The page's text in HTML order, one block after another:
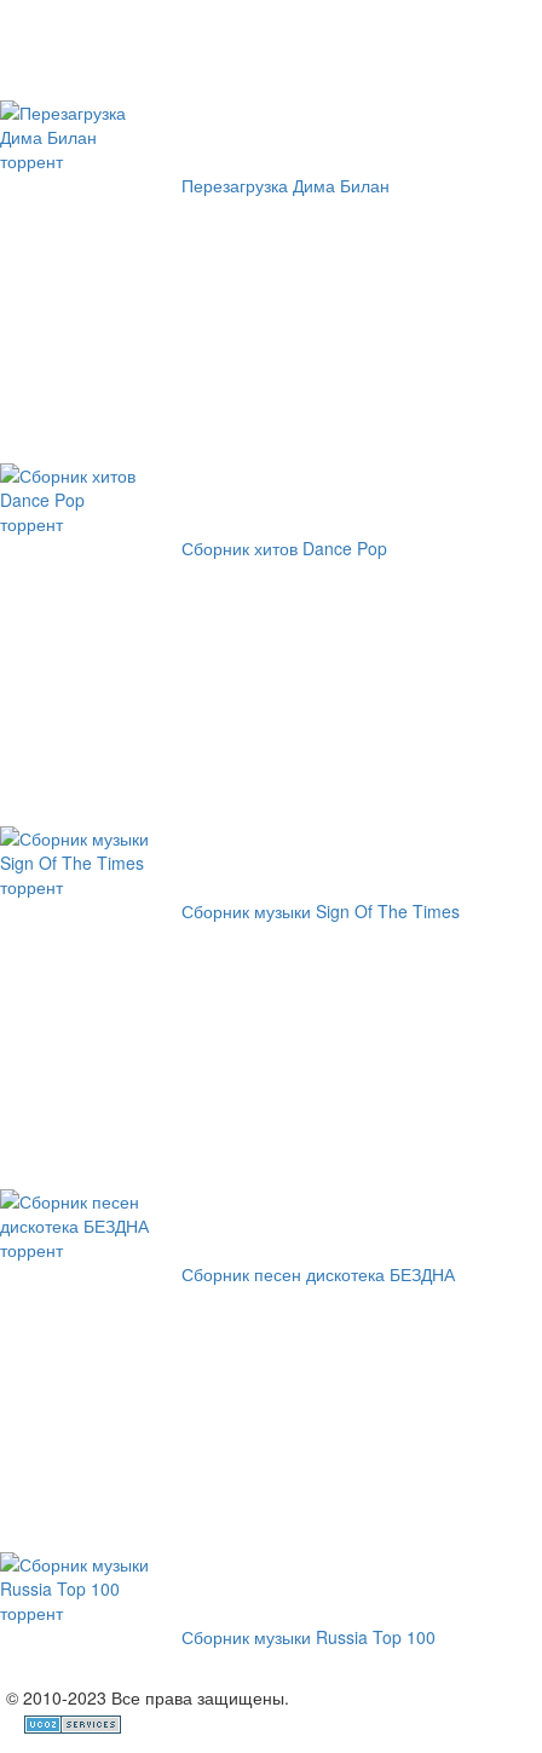
Перезагрузка Дима Билан
Сборник хитов Dance Pop
Сборник музыки Sign Of The Times
Сборник песен дискотека БЕЗДНА
Сборник музыки Russia Top 100
© 2010-2023 Все права защищены.